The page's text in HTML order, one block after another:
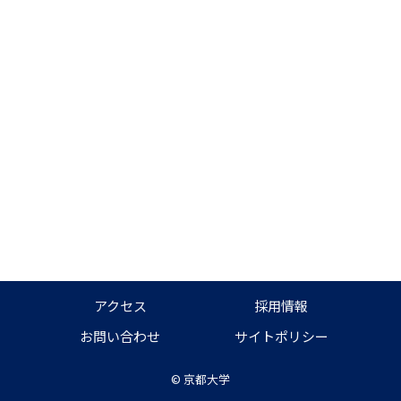
© 京都大学
アクセス
採用情報
お問い合わせ
サイトポリシー